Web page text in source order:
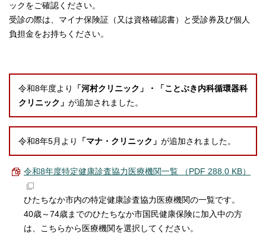
ックをご確認ください。
受診の際は、マイナ保険証（又は資格確認書）と受診券及び個人
負担金をお持ちください。
令和8年度より
「河村クリニック」・「ことぶき内科循環器科
クリニック」 が追加されました。
令和8年5月より 「マナ・クリニック」 が追加されました。
令和8年度特定健康診査協力医療機関一覧 （PDF 288.0 KB）
ひたちなか市内の特定健康診査協力医療機関の一覧です。
40歳～74歳までのひたちなか市国民健康保険に加入中の方
は、こちらから医療機関を選択してください。